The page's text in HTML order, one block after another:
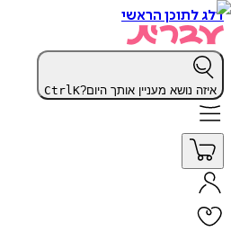
דלג לתוכן הראשי
איזה נושא מעניין אותך היום? CtrlK